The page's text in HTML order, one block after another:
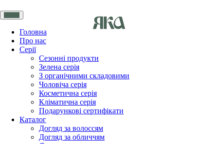
Головна
Про нас
Серії
Сезонні продукти
Зелена серія
З органічними складовими
Чоловіча серія
Косметична серія
Кліматична серія
Подарункові сертифікати
Каталог
Догляд за волоссям
Догляд за обличчям